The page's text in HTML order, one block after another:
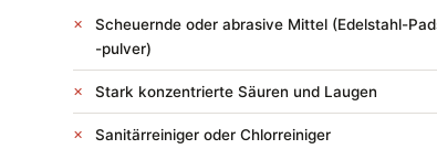
Scheuernde oder abrasive Mittel (Edelstahl-
-pulver)
Stark konzentrierte Säuren und Laugen
Sanitärreiniger oder Chlorreiniger